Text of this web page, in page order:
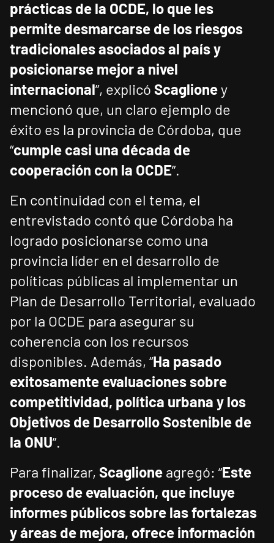
prácticas de la OCDE, lo que les
permite desmarcarse de los riesgos
tradicionales asociados al país y
posicionarse mejor a nivel
internacional”, explicó Scaglioney
mencionó que, un claro ejemplo de
éxito es la provincia de Córdoba, que
“cumple casi una década de
cooperación con la OCDE”.
En continuidad con el tema, el
entrevistado contó que Córdoba ha
logrado posicionarse como una
provincia líder en el desarrollo de
políticas públicas al implementar un
Plan de Desarrollo Territorial, evaluado
por la OCDE para asegurar su
coherencia con los recursos
disponibles. Además, “Ha pasado
exitosamente evaluaciones sobre
competitividad, política urbana y los
Objetivos de Desarrollo Sostenible de
la ONU”.
Para finalizar, Scaglione agregó: “Este
proceso de evaluación, que incluye
informes públicos sobre las fortalezas
y áreas de mejora, ofrece información